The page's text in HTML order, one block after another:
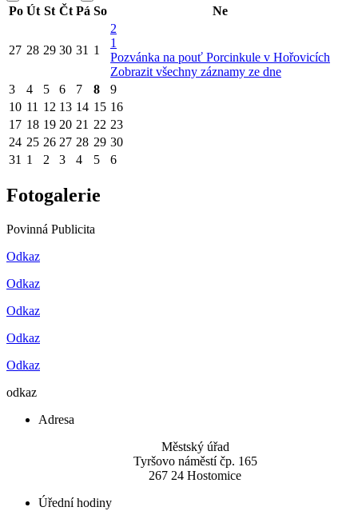
Po Út St Čt Pá So Ne
27 28 29 30 31 1
2
1
Pozvánka na pouť Porcinkule v Hořovicích
Zobrazit všechny záznamy ze dne
3
4 5 6 7 8
9
10 11 12 13 14 15 16
17 18 19 20 21 22 23
24 25 26 27 28 29 30
31 1 2 3 4 5 6
Fotogalerie
Povinná Publicita
Odkaz
Odkaz
Odkaz
Odkaz
Odkaz
odkaz
Adresa
Městský úřad
Tyršovo náměstí čp. 165
267 24 Hostomice
Úřední hodiny